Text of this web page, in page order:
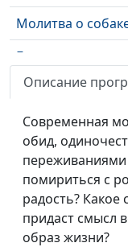
Молитва о
Бог помог мне и
подруге
бросить пить
Молитва матери
вернула к жизни
Как я получила
желаемое
Описание
Современная
обид,
переживаниями
помириться с
радость? Какое
придаст смысл
образ жизни?